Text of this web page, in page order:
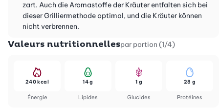
zart. Auch die Aromastoffe der Kräuter entfalten sich bei
dieser Grilliermethode optimal, und die Kräuter können
nicht verbrennen.
Valeurs nutritionnellespar portion (1/4)
Énergie
240 kcal
Lipides
14 g
Glucides
1 g
Protéines
28 g